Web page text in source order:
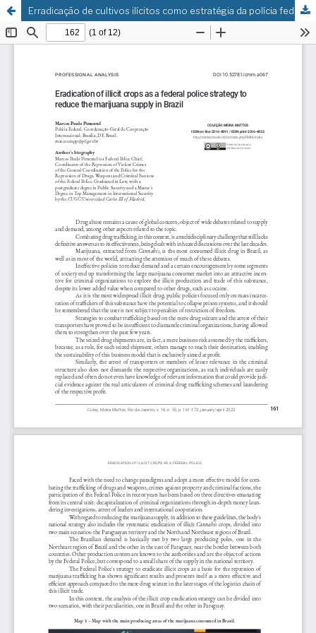
Erradicação de cultivos ilícitos como estratégia da polícia federal para a redução de oferta de maconha no Brasil